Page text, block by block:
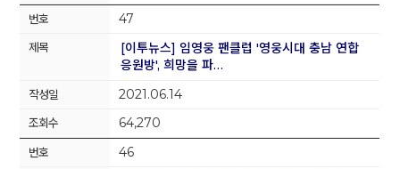
47
[이투뉴스] 임영웅 팬클럽 '영웅시대 충남 연합
응원방', 희망을 파…
2021.06.14
64,270
46